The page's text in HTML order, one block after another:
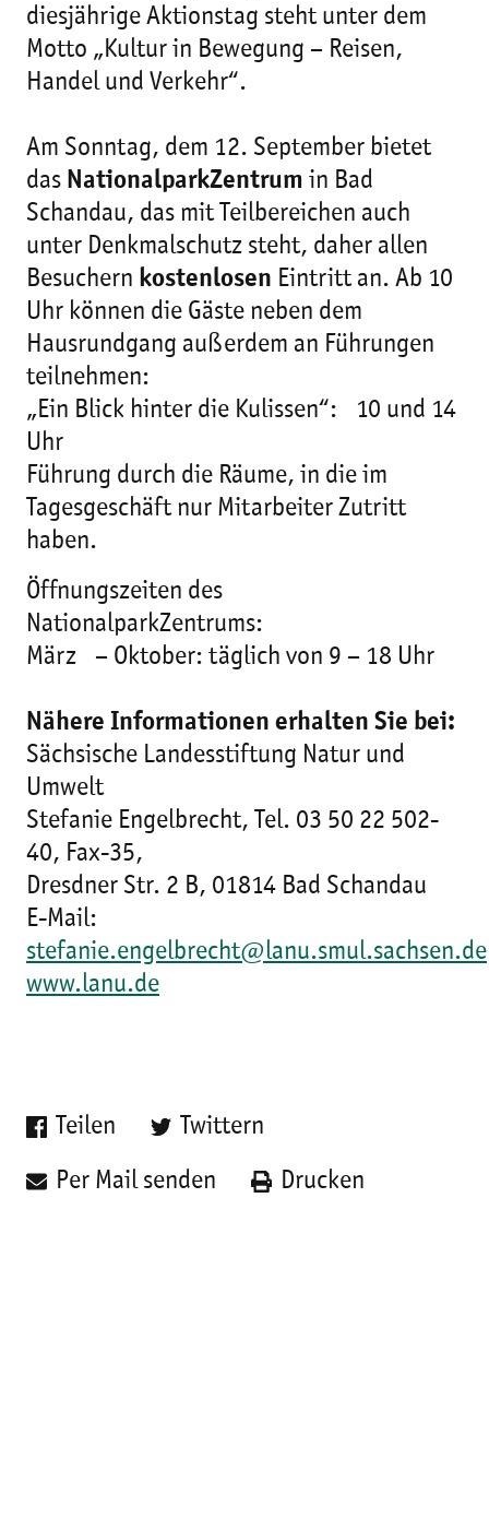
diesjährige Aktionstag steht unter dem
Motto „Kultur in Bewegung – Reisen,
Handel und Verkehr“.
Am Sonntag, dem 12. September bietet
das NationalparkZentrum in Bad
Schandau, das mit Teilbereichen auch
unter Denkmalschutz steht, daher allen
Besuchern kostenlosen Eintritt an. Ab 10
Uhr können die Gäste neben dem
Hausrundgang außerdem an Führungen
teilnehmen:
„Ein Blick hinter die Kulissen“: 10 und 14
Uhr
Führung durch die Räume, in die im
Tagesgeschäft nur Mitarbeiter Zutritt
haben.
Öffnungszeiten des
NationalparkZentrums:
März – Oktober: täglich von 9 – 18 Uhr
Nähere Informationen erhalten Sie bei:
Sächsische Landesstiftung Natur und
Umwelt
Stefanie Engelbrecht, Tel. 03 50 22 502-
40, Fax-35,
Dresdner Str. 2 B, 01814 Bad Schandau
E-Mail:
stefanie.engelbrecht@lanu.smul.sachsen.de
www.lanu.de
Teilen Twittern
Per Mail senden Drucken